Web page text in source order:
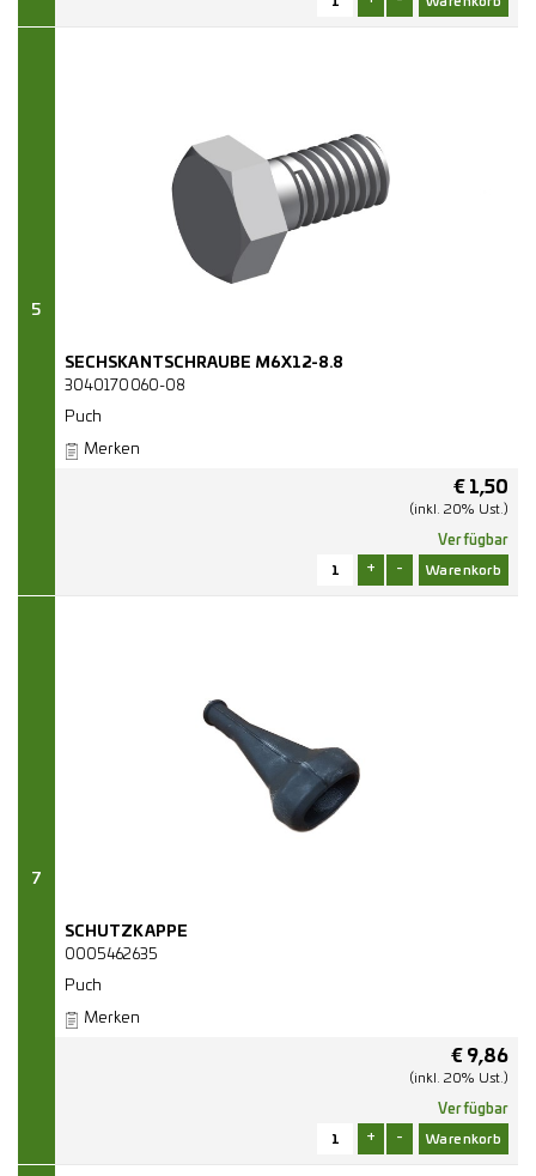
5
SECHSKANTSCHRAUBE M6X12-8.8
3040170060-08
Puch
Merken
€ 1,50
(inkl. 20% Ust.)
Verfügbar
+ -
7
SCHUTZKAPPE
0005462635
Puch
Merken
€ 9,86
(inkl. 20% Ust.)
Verfügbar
+ -